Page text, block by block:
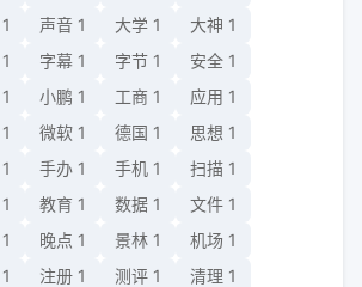
1 声音 1 大学 1 大神 1
1 字幕 1 字节 1 安全 1
1 小鹏 1 工商 1 应用 1
1 微软 1 德国 1 思想 1
1 手办 1 手机 1 扫描 1
1 教育 1 数据 1 文件 1
1 晚点 1 景林 1 机场 1
1 注册 1 测评 1 清理 1